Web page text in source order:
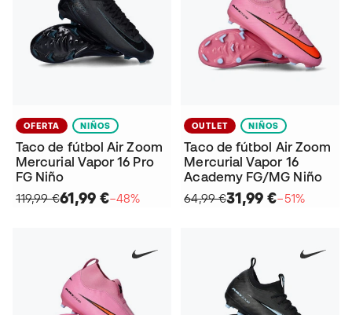
OFERTA NIÑOS
Taco de fútbol Air Zoom
Mercurial Vapor 16 Pro
FG Niño
119,99 €61,99 €−48%
OUTLET NIÑOS
Taco de fútbol Air Zoom
Mercurial Vapor 16
Academy FG/MG Niño
64,99 €31,99 €−51%